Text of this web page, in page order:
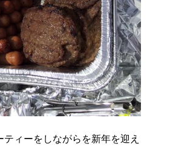
ィーをしながらを新年を迎え